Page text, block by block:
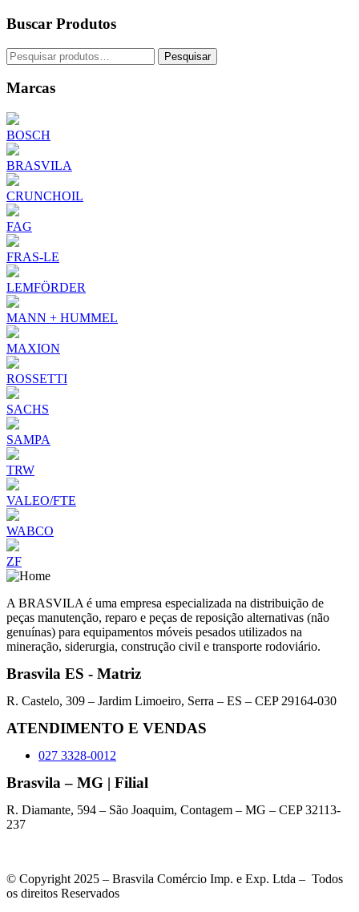
Buscar Produtos
Pesquisar
por:
Pesquisar
Marcas
BOSCH
BRASVILA
CRUNCHOIL
FAG
FRAS-LE
LEMFÖRDER
MANN + HUMMEL
MAXION
ROSSETTI
SACHS
SAMPA
TRW
VALEO/FTE
WABCO
ZF
A BRASVILA é uma empresa especializada na distribuição de
peças manutenção, reparo e peças de reposição alternativas (não
genuínas) para equipamentos móveis pesados utilizados na
mineração, siderurgia, construção civil e transporte rodoviário.
Brasvila ES - Matriz
R. Castelo, 309 – Jardim Limoeiro, Serra – ES – CEP 29164-030
ATENDIMENTO E VENDAS
027 3328-0012
Brasvila – MG | Filial
R. Diamante, 594 – São Joaquim, Contagem – MG – CEP 32113-
237
© Copyright 2025 – Brasvila Comércio Imp. e Exp. Ltda – Todos
os direitos Reservados